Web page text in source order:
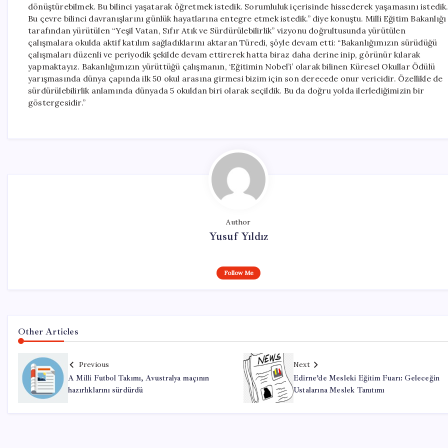
dönüştürebilmek. Bu bilinci yaşatarak öğretmek istedik. Sorumluluk içerisinde hissederek yaşamasını istedik.
Bu çevre bilinci davranışlarını günlük hayatlarına entegre etmek istedik.” diye konuştu. Milli Eğitim Bakanlığı
tarafından yürütülen “Yeşil Vatan, Sıfır Atık ve Sürdürülebilirlik” vizyonu doğrultusunda yürütülen
çalışmalara okulda aktif katılım sağladıklarını aktaran Türedi, şöyle devam etti: “Bakanlığımızın sürüdüğü
çalışmaları düzenli ve periyodik şekilde devam ettirerek hatta biraz daha derine inip, görünür kılarak
yapmaktayız. Bakanlığımızın yürüttüğü çalışmanın, ‘Eğitimin Nobel’i’ olarak bilinen Küresel Okullar Ödülü
yarışmasında dünya çapında ilk 50 okul arasına girmesi bizim için son derecede onur vericidir. Özellikle de
sürdürülebilirlik anlamında dünyada 5 okuldan biri olarak seçildik. Bu da doğru yolda ilerlediğimizin bir
göstergesidir.”
Author
Yusuf Yıldız
Follow Me
Other Articles
Previous
A Milli Futbol Takımı, Avustralya maçının
hazırlıklarını sürdürdü
Next
Edirne’de Mesleki Eğitim Fuarı: Geleceğin
Ustalarına Meslek Tanıtımı